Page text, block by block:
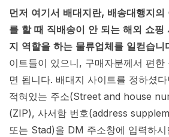
먼저 여기서 배대지란, 배송대행지
를 할 때 직배송이 안 되는 해외 쇼핑
지 역할을 하는 물류업체를 일컫습니
이트들이 있으니, 구매자분께서 편한
면 됩니다. 배대지 사이트를 정하셨
적혀있는 주소(Street and house
(ZIP), 사서함 번호(address
또는 Stad)을 DM 주소창에 입력하